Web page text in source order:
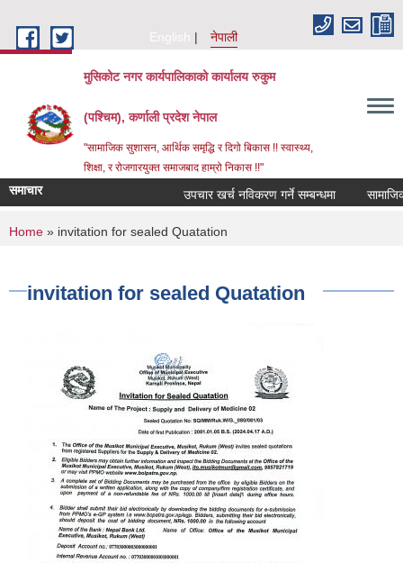
English
नेपाली
मुसिकोट नगर कार्यपालिकाको कार्यालय रुकुम
(पश्चिम), कर्णाली प्रदेश नेपाल
"सामाजिक सुशासन, आर्थिक समृद्धि र दिगो बिकास !! स्वास्थ्य,
शिक्षा, र रोजगारयुक्त समाजबाद हाम्रो निकास !!"
समाचार उपचार खर्च नविकरण गर्ने सम्बन्धमा
You are here
Home » invitation for sealed Quatation
invitation for sealed Quatation